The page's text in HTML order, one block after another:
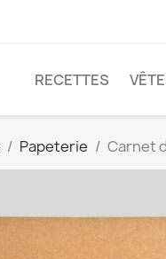
RECETTES
Papeterie Carnet